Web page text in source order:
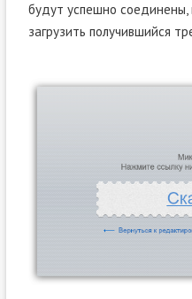
будут успешно
загрузить получившийся